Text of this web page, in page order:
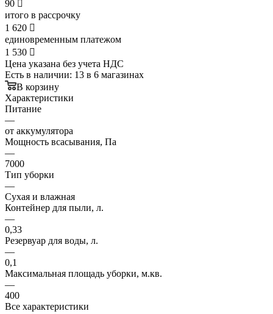
90 
итого в рассрочку
1 620 
единовременным платежом
1 530 
Цена указана без учета НДС
Есть в наличии: 13 в 6 магазинах
В корзину
Характеристики
Питание
—
от аккумулятора
Мощность всасывания, Па
—
7000
Тип уборки
—
Сухая и влажная
Контейнер для пыли, л.
—
0,33
Резервуар для воды, л.
—
0,1
Максимальная площадь уборки, м.кв.
—
400
Все характеристики